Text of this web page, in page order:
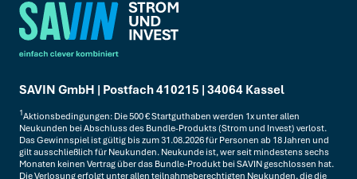
SAVIN GmbH | Postfach 410215 | 34064 Kassel
1Aktionsbedingungen: Die 500 € Startguthaben werden 1x unter allen
Neukunden bei Abschluss des Bundle-Produkts (Strom und Invest) verlost.
Das Gewinnspiel ist gültig bis zum 31.08.2026 für Personen ab 18 Jahren und
gilt ausschließlich für Neukunden. Neukunde ist, wer seit mindestens sechs
Monaten keinen Vertrag über das Bundle-Produkt bei SAVIN geschlossen hat.
Die Verlosung erfolgt unter allen teilnahmeberechtigten Neukunden, die die